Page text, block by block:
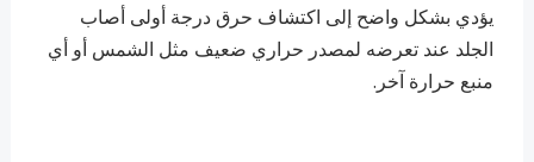
يؤدي بشكل واضح إلى اكتشاف حرق درجة أولى أصاب
الجلد عند تعرضه لمصدر حراري ضعيف مثل الشمس أو أي
منبع حرارة آخر.